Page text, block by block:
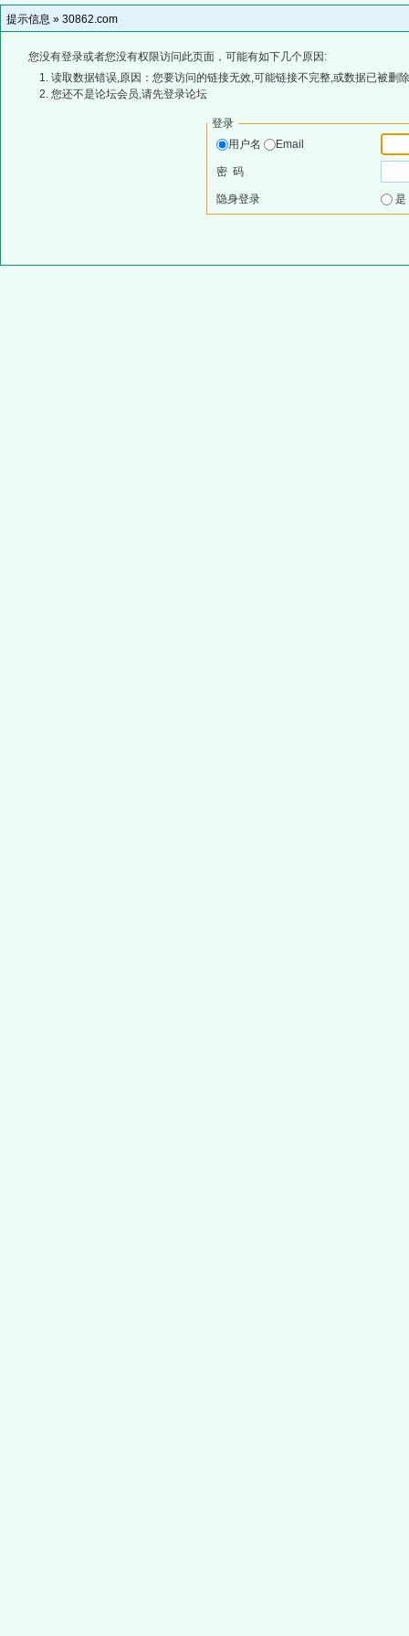
提示信息 » 30862.com
您没有登录或者您没有权限访问此页面，可能有如下几个原因:
读取数据错误,原因：您要访问的链接无效,可能链接不完整,或数据已被删
您还不是论坛会员,请先登录论坛
登录
用户名
Email
密 码
隐身登录